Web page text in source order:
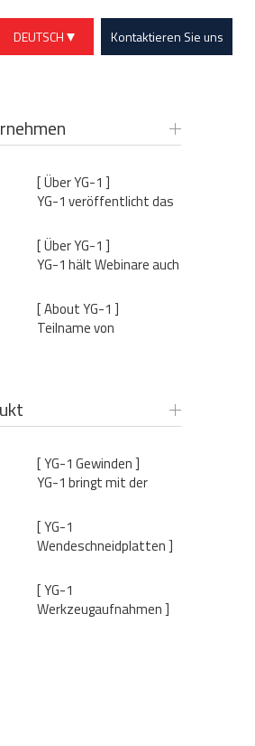
DEUTSCH Kontaktieren Sie uns
[ Über YG-1 ]
YG-1 veröffentlicht das
'For Better Tomorrow'
Vol.43
[ Über YG-1 ]
YG-1 hält Webinare auch
Vertriebsbüros, Agenten
und Endkunden
[ About YG-1 ]
Teilname von
[ YG-1 Gewinden ]
YG-1 bringt mit der
[ YG-1
Wendeschneidplatten ]
[ YG-1
Werkzeugaufnahmen ]